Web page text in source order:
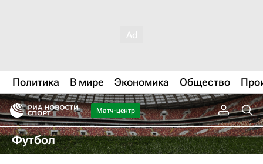
Политика В мире Экономика Общество
Матч-центр
Футбол